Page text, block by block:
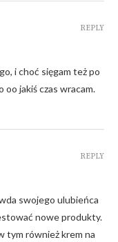
i choć sięgam też po
jakiś czas wracam.
REPLY
swojego ulubieńca
nowe produkty.
tym również krem na
REPLY